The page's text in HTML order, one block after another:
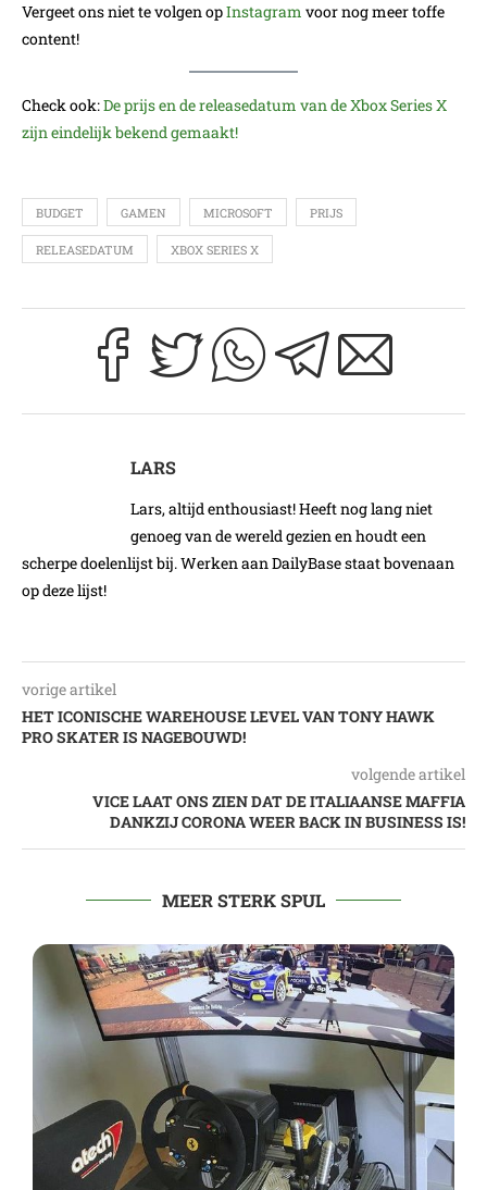
Vergeet ons niet te volgen opInstagram voor nog meer toffe
content!
Check ook:De prijs en de releasedatum van de Xbox Series X
zijn eindelijk bekend gemaakt!
BUDGET GAMEN MICROSOFT PRIJS
RELEASEDATUM XBOX SERIES X
LARS
Lars, altijd enthousiast! Heeft nog lang niet
genoeg van de wereld gezien en houdt een
scherpe doelenlijst bij. Werken aan DailyBase staat bovenaan
op deze lijst!
vorige artikel
HET ICONISCHE WAREHOUSE LEVEL VAN TONY HAWK
PRO SKATER IS NAGEBOUWD!
volgende artikel
VICE LAAT ONS ZIEN DAT DE ITALIAANSE MAFFIA
DANKZIJ CORONA WEER BACK IN BUSINESS IS!
MEER STERK SPUL